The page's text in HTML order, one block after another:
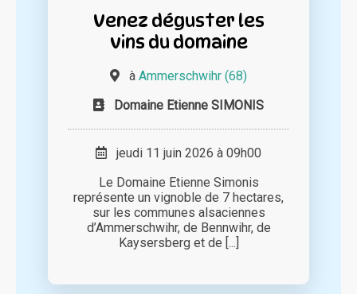
Venez déguster les
vins du domaine
à Ammerschwihr (68)
Domaine Etienne SIMONIS
jeudi 11 juin 2026 à 09h00
Le Domaine Etienne Simonis
représente un vignoble de 7 hectares,
sur les communes alsaciennes
d’Ammerschwihr, de Bennwihr, de
Kaysersberg et de [...]